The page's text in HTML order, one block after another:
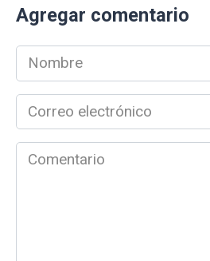
Agregar comentario
Nombre
*
Correo
electrónico
*Comentario